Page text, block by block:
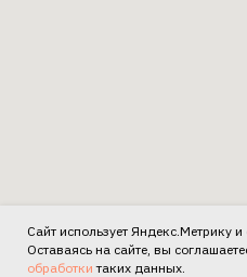
Сайт использует Яндекс.Метрику
Оставаясь на сайте, вы
обработки таких данных.